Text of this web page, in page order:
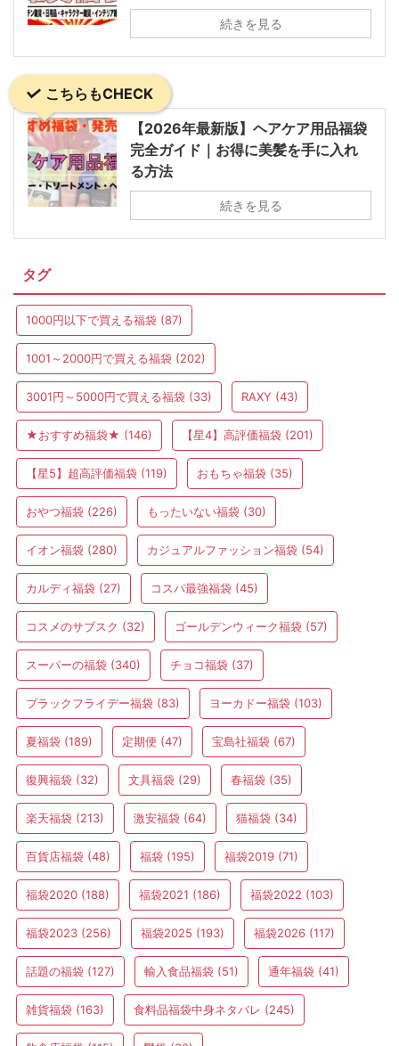
続きを見る
こちらもCHECK
【2026年最新版】ヘアケア用品福袋
完全ガイド｜お得に美髪を手に入れ
る方法
続きを見る
タグ
1000円以下で買える福袋 (87)
1001～2000円で買える福袋 (202)
3001円～5000円で買える福袋 (33) RAXY (43)
★おすすめ福袋★ (146) 【星4】高評価福袋 (201)
【星5】超高評価福袋 (119) おもちゃ福袋 (35)
おやつ福袋 (226) もったいない福袋 (30)
イオン福袋 (280) カジュアルファッション福袋 (54)
カルディ福袋 (27) コスパ最強福袋 (45)
コスメのサブスク (32) ゴールデンウィーク福袋 (57)
スーパーの福袋 (340) チョコ福袋 (37)
ブラックフライデー福袋 (83) ヨーカドー福袋 (103)
夏福袋 (189) 定期便 (47) 宝島社福袋 (67)
復興福袋 (32) 文具福袋 (29) 春福袋 (35)
楽天福袋 (213) 激安福袋 (64) 猫福袋 (34)
百貨店福袋 (48) 福袋 (195) 福袋2019 (71)
福袋2020 (188) 福袋2021 (186) 福袋2022 (103)
福袋2023 (256) 福袋2025 (193) 福袋2026 (117)
話題の福袋 (127) 輸入食品福袋 (51) 通年福袋 (41)
雑貨福袋 (163) 食料品福袋中身ネタバレ (245)